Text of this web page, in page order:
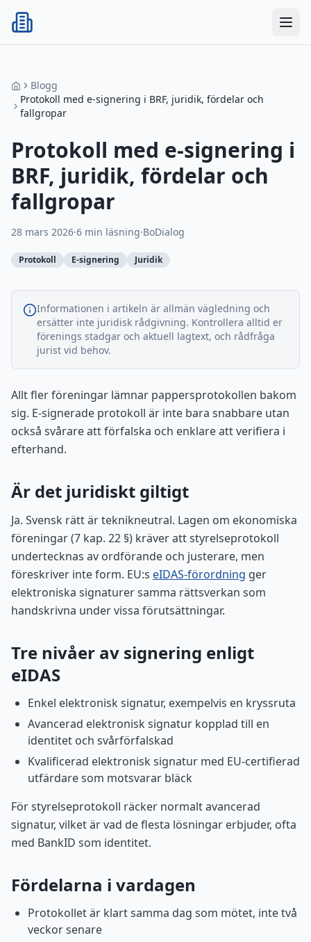
Blogg
Protokoll med e-signering i BRF, juridik, fördelar och
fallgropar
Protokoll med e-signering i
BRF, juridik, fördelar och
fallgropar
28 mars 2026·6 min läsning·BoDialog
Protokoll E-signering Juridik
Informationen i artikeln är allmän vägledning och
ersätter inte juridisk rådgivning. Kontrollera alltid er
förenings stadgar och aktuell lagtext, och rådfråga
jurist vid behov.
Allt fler föreningar lämnar pappersprotokollen bakom
sig. E-signerade protokoll är inte bara snabbare utan
också svårare att förfalska och enklare att verifiera i
efterhand.
Är det juridiskt giltigt
Ja. Svensk rätt är teknikneutral. Lagen om ekonomiska
föreningar (7 kap. 22 §) kräver att styrelseprotokoll
undertecknas av ordförande och justerare, men
föreskriver inte form. EU:s eIDAS-förordning ger
elektroniska signaturer samma rättsverkan som
handskrivna under vissa förutsättningar.
Tre nivåer av signering enligt
eIDAS
Enkel elektronisk signatur, exempelvis en kryssruta
Avancerad elektronisk signatur kopplad till en
identitet och svårförfalskad
Kvalificerad elektronisk signatur med EU-certifierad
utfärdare som motsvarar bläck
För styrelseprotokoll räcker normalt avancerad
signatur, vilket är vad de flesta lösningar erbjuder, ofta
med BankID som identitet.
Fördelarna i vardagen
Protokollet är klart samma dag som mötet, inte två
veckor senare